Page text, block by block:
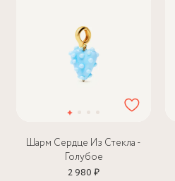
Шарм Сердце Из Стекла -
Голубое
2 980 ₽